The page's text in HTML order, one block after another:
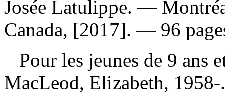
Josée Latulippe. —
Canada, [2017]. — 96
Pour les jeunes de 9
MacLeod, Elizabeth,